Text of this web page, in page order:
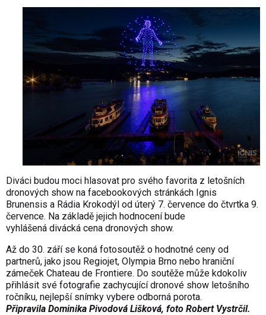
Diváci budou moci hlasovat pro svého favorita z letošních
dronových show na facebookových stránkách Ignis
Brunensis a Rádia Krokodýl od úterý 7. července do čtvrtka 9.
července. Na základě jejich hodnocení bude
vyhlášená divácká cena dronových show.
Až do 30. září se koná fotosoutěž o hodnotné ceny od
partnerů, jako jsou Regiojet, Olympia Brno nebo hraniční
zámeček Chateau de Frontiere. Do soutěže může kdokoliv
přihlásit své fotografie zachycující dronové show letošního
ročníku, nejlepší snímky vybere odborná porota.
Připravila Dominika Pivodová Lišková, foto Robert Vystrčil.